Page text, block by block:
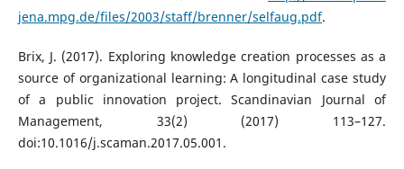
jena.mpg.de/files/2003/staff/brenner/selfaug.pdf.
Brix, J. (2017). Exploring knowledge creation processes as a
source of organizational learning: A longitudinal case study
of a public innovation project. Scandinavian Journal of
Management, 33(2) (2017) 113–127.
doi:10.1016/j.scaman.2017.05.001.